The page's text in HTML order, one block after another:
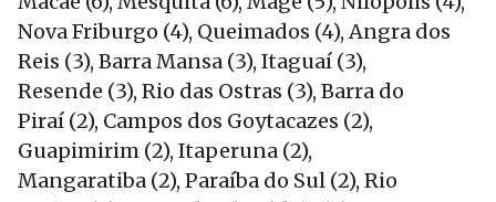
Nova Friburgo (4), Queimados (4), Angra dos
Reis (3), Barra Mansa (3), Itaguaí (3),
Resende (3), Rio das Ostras (3), Barra do
Piraí (2), Campos dos Goytacazes (2),
Guapimirim (2), Itaperuna (2),
Mangaratiba (2), Paraíba do Sul (2), Rio